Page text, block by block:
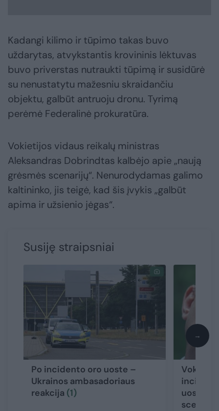
Kadangi kilimo ir tūpimo takas buvo
uždarytas, atvykstantis krovininis lėktuvas
buvo priverstas nutraukti tūpimą ir susidūrė
su nenustatytu mažesniu skraidančiu
objektu, galbūt antruoju dronu. Tyrimą
perėmė Federalinė prokuratūra.
Vokietijos vidaus reikalų ministras
Aleksandras Dobrindtas kalbėjo apie „naują
grėsmės scenarijų“. Nenurodydamas galimo
kaltininko, jis teigė, kad šis įvykis „galbūt
apima ir užsienio jėgas“.
Susiję straipsniai
Po incidento oro uoste –
Ukrainos ambasadoriaus
reakcija (1)
uoste –
→